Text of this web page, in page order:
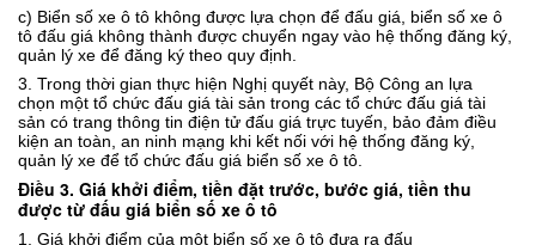
c) Biển số xe ô tô không được lựa chọn để đấu giá, biển số xe ô
tô đấu giá không thành được chuyển ngay vào hệ thống đăng ký,
quản lý xe để đăng ký theo quy định
3 Trong thời gian thực hiện Nghị quyết này, Bộ Công an lựa
chọn một tổ chức đấu giá tài sản trong các tổ chức đấu giá tài
sản có trang thông tin điện tử đấu giá trực tuyến, bảo đảm điều
kiện an toàn, an ninh mạng khi kết nối với hệ thống đăng ký,
quản lý xe để tổ chức đấu giá biển số xe ô tô
Điều 3. Giá khởi điểm, tiền đặt trước, bước giá, tiền thu
được từ đấu giá biển số xe ô tô
1. Giá khởi điểm của một biển số xe ô tô đưa ra đấu